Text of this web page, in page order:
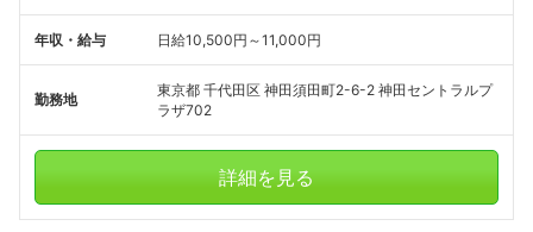
年収・給与 日給10,500円～11,000円
勤務地
東京都 千代田区 神田須田町2-6-2 神田セントラルプ
ラザ702
詳細を見る